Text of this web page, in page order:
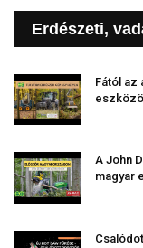
Erdészeti,
Fától az
A John
magyar